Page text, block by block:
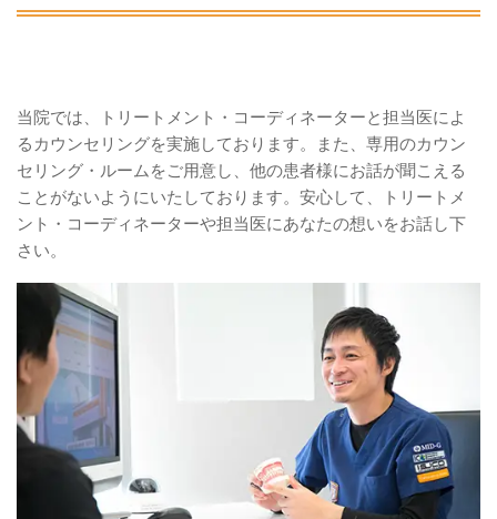
当院では、トリートメント・コーディネーターと担当医によ
るカウンセリングを実施しております。また、専用のカウン
セリング・ルームをご用意し、他の患者様にお話が聞こえる
ことがないようにいたしております。安心して、トリートメ
ント・コーディネーターや担当医にあなたの想いをお話し下
さい。